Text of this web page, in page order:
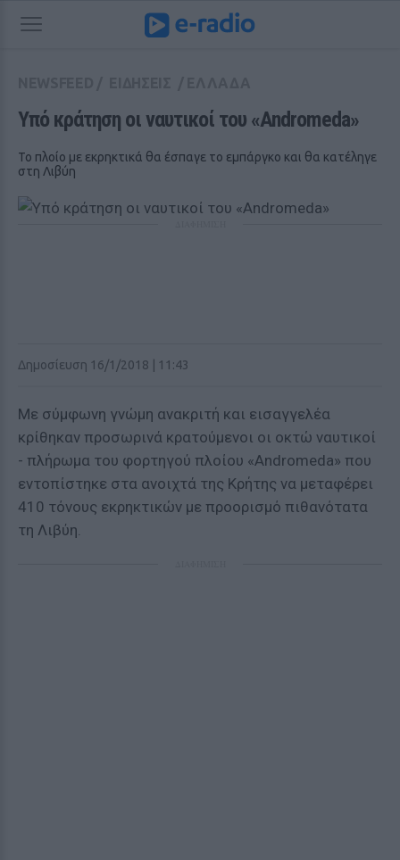
Υπό κράτηση οι ναυτικοί του «Andromeda»
Το πλοίο με εκρηκτικά θα έσπαγε το εμπάργκο και θα κατέληγε
στη Λιβύη
Δημοσίευση 16/1/2018 | 11:43
Με σύμφωνη γνώμη ανακριτή και εισαγγελέα
κρίθηκαν προσωρινά κρατούμενοι οι οκτώ ναυτικοί
- πλήρωμα του φορτηγού πλοίου «Andromeda» που
εντοπίστηκε στα ανοιχτά της Κρήτης να μεταφέρει
410 τόνους εκρηκτικών με προορισμό πιθανότατα
τη Λιβύη.